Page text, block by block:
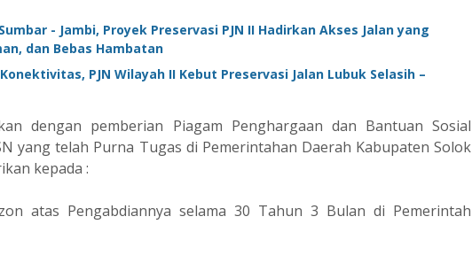
- Jambi, Proyek Preservasi PJN II Hadirkan Akses Jalan yang
dan Bebas Hambatan
PJN Wilayah II Kebut Preservasi Jalan Lubuk Selasih –
dengan pemberian Piagam Penghargaan dan Bantuan Sosial
yang telah Purna Tugas di Pemerintahan Daerah Kabupaten Solok
kepada :
atas Pengabdiannya selama 30 Tahun 3 Bulan di Pemerintah